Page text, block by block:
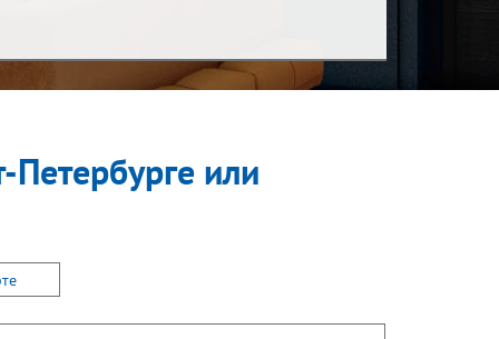
Показать за
С животными
или